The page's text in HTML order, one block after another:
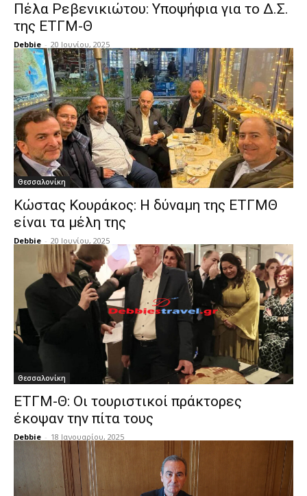
Πέλα Ρεβενικιώτου: Υποψήφια για το Δ.Σ.
της ΕΤΓΜ-Θ
Debbie - 20 Ιουνίου, 2025
Θεσσαλονίκη
Κώστας Κουράκος: Η δύναμη της ΕΤΓΜΘ
είναι τα μέλη της
Debbie - 20 Ιουνίου, 2025
Θεσσαλονίκη
ΕΤΓΜ-Θ: Οι τουριστικοί πράκτορες
έκοψαν την πίτα τους
Debbie - 18 Ιανουαρίου, 2025